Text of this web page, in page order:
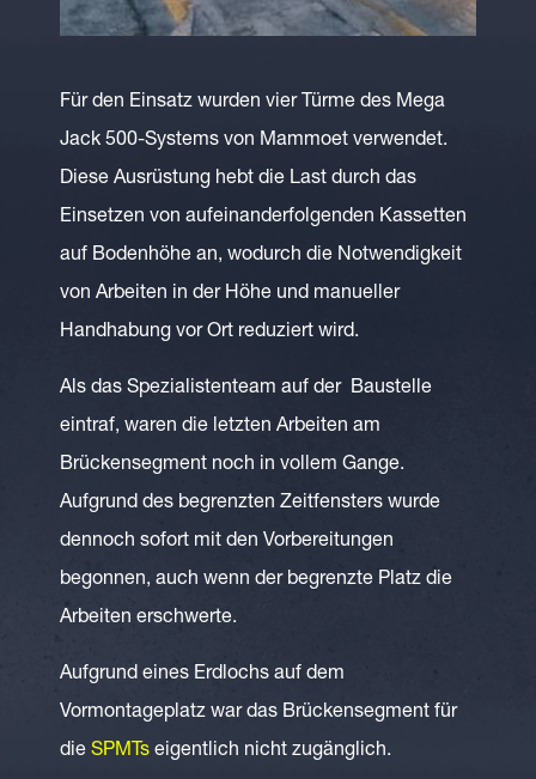
Für den Einsatz wurden vier Türme des Mega
Jack 500-Systems von Mammoet verwendet.
Diese Ausrüstung hebt die Last durch das
Einsetzen von aufeinanderfolgenden Kassetten
auf Bodenhöhe an, wodurch die Notwendigkeit
von Arbeiten in der Höhe und manueller
Handhabung vor Ort reduziert wird.
Als das Spezialistenteam auf der Baustelle
eintraf, waren die letzten Arbeiten am
Brückensegment noch in vollem Gange.
Aufgrund des begrenzten Zeitfensters wurde
dennoch sofort mit den Vorbereitungen
begonnen, auch wenn der begrenzte Platz die
Arbeiten erschwerte.
Aufgrund eines Erdlochs auf dem
Vormontageplatz war das Brückensegment für
die SPMTs eigentlich nicht zugänglich.